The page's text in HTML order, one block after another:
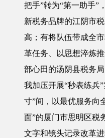
把手”转为“第一助手”
新税务品牌的江阴市
高；有将队伍带成全
革任务、以思想淬炼
部心田的汤阴县税务
我加压开展“秒表练兵
寸”间，以最优服务向
面”的厦门市思明区税
文字和镜头记录改革